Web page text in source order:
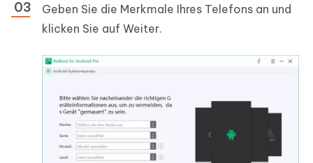
Geben Sie die Merkmale Ihres Telefons an und
klicken Sie auf Weiter.